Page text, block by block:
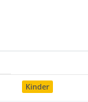
Kinder